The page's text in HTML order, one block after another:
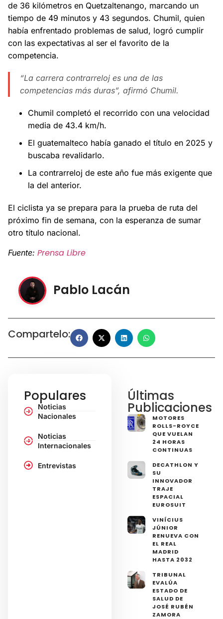
de 36 kilómetros en Quetzaltenango, marcando un
tiempo de 49 minutos y 43 segundos. Chumil, quien
había enfrentado problemas de salud, logró cumplir
con las expectativas al ser el favorito de la
competencia.
“La carrera contrarreloj es una de las
competencias más duras”, afirmó Chumil.
Chumil completó el recorrido con una velocidad
media de 43.4 km/h.
El guatemalteco había ganado el título en 2025 y
buscaba revalidarlo.
La contrarreloj de este año fue más exigente que
la del anterior.
El ciclista ya se prepara para la prueba de ruta del
próximo fin de semana, con la esperanza de sumar
otro título nacional.
Fuente: Prensa Libre
Pablo Lacán
Compartelo:
Populares
Noticias
Nacionales
Noticias
Internacionales
Entrevistas
Últimas
Publicaciones
MOTORES
ROLLS-ROYCE
QUE VUELAN
24 HORAS
CONTINUAS
DECATHLON Y
SU
INNOVADOR
TRAJE
ESPACIAL
EUROSUIT
VINÍCIUS
JÚNIOR
RENUEVA CON
EL REAL
MADRID
HASTA 2032
TRIBUNAL
EVALÚA
ESTADO DE
SALUD DE
JOSÉ RUBÉN
ZAMORA